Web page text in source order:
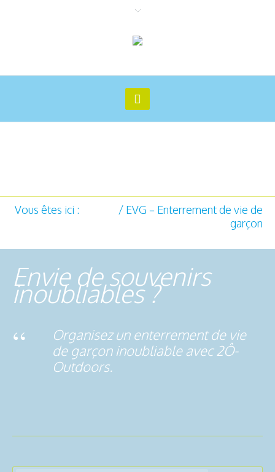
Vous êtes ici : / EVG – Enterrement de vie de
garçon
Envie de souvenirs
inoubliables ?
Organisez un enterrement de vie
de garçon inoubliable avec 2Ô-
Outdoors.